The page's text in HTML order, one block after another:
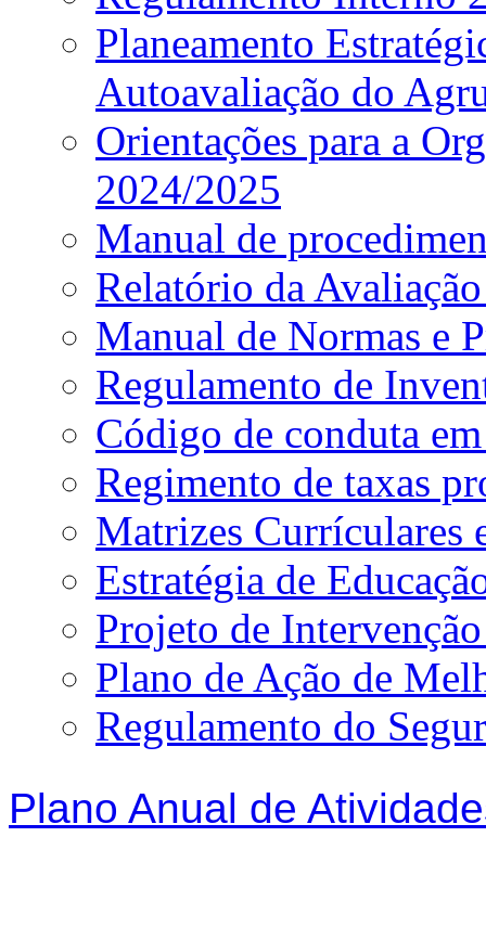
Planeamento
Autoavaliação do
Orientações para a
2024/2025
Manual de
Relatório da
Manual de Normas e
Regulamento de
Código de conduta
Regimento de taxas
Matrizes Currículares
Estratégia de
Projeto de
Plano de Ação de
Regulamento do
Plano Anual de